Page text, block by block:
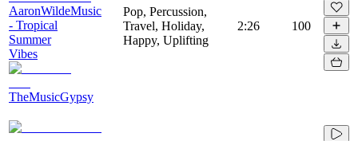
AaronWildeMusic
- Tropical
Summer
Vibes
TheMusicGypsy
Pop, Percussion,
Travel, Holiday,
Happy, Uplifting
2:26 100